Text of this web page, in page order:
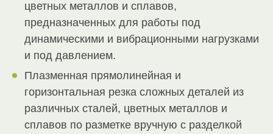
цветных металлов и сплавов,
предназначенных для работы под
динамическими и вибрационными нагрузками
и под давлением.
Плазменная прямолинейная и
горизонтальная резка сложных деталей из
различных сталей, цветных металлов и
сплавов по разметке вручную с разделкой